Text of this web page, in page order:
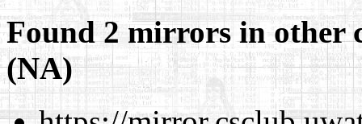
Found 2 mirrors in other
(NA)